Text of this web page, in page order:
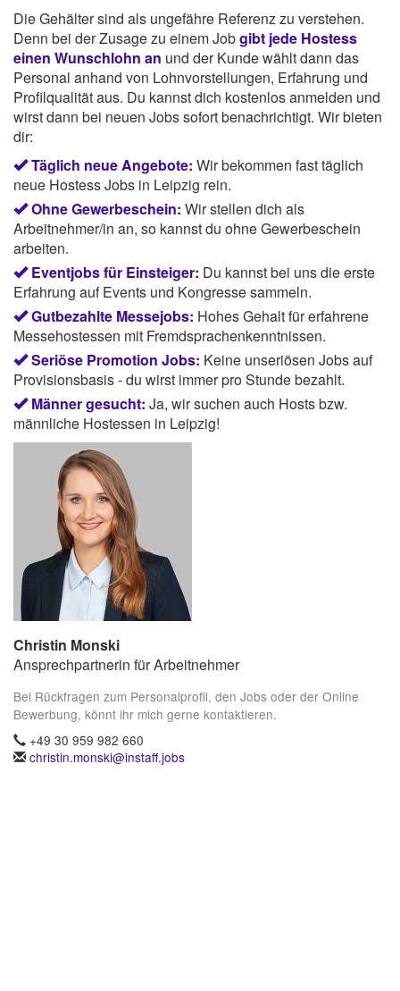
Die Gehälter sind als ungefähre Referenz zu verstehen.
Denn bei der Zusage zu einem Jobgibt jede Hostess
einen Wunschlohn an und der Kunde wählt dann das
Personal anhand von Lohnvorstellungen, Erfahrung und
Profilqualität aus. Du kannst dich kostenlos anmelden und
wirst dann bei neuen Jobs sofort benachrichtigt. Wir bieten
dir:
Täglich neue Angebote: Wir bekommen fast täglich
neue Hostess Jobs in Leipzig rein.
Ohne Gewerbeschein: Wir stellen dich als
Arbeitnehmer/in an, so kannst du ohne Gewerbeschein
arbeiten.
Eventjobs für Einsteiger: Du kannst bei uns die erste
Erfahrung auf Events und Kongresse sammeln.
Gutbezahlte Messejobs: Hohes Gehalt für erfahrene
Messehostessen mit Fremdsprachenkenntnissen.
Seriöse Promotion Jobs: Keine unseriösen Jobs auf
Provisionsbasis - du wirst immer pro Stunde bezahlt.
Männer gesucht: Ja, wir suchen auch Hosts bzw.
männliche Hostessen in Leipzig!
Christin Monski
Ansprechpartnerin für Arbeitnehmer
Bei Rückfragen zum Personalprofil, den Jobs oder der Online
Bewerbung, könnt ihr mich gerne kontaktieren.
+49 30 959 982 660
christin.monski@instaff.jobs